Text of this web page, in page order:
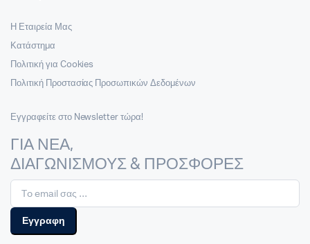
Η Εταιρεία Μας
Κατάστημα
Πολιτική για Cookies
Πολιτική Προστασίας Προσωπικών Δεδομένων
Εγγραφείτε στο Newsletter τώρα!
ΓΙΑ ΝΕΑ,
ΔΙΑΓΩΝΙΣΜΟΥΣ & ΠΡΟΣΦΟΡΕΣ